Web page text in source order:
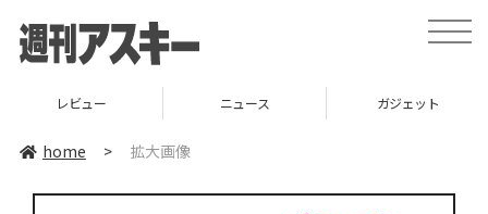
toggle
レビュー ニュース ガジェット
home > 拡大画像